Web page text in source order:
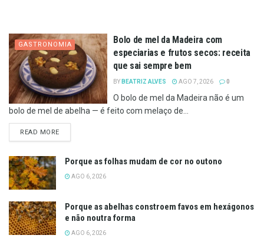
GASTRONOMIA
Bolo de mel da Madeira com
especiarias e frutos secos: receita
que sai sempre bem
BY BEATRIZ ALVES AGO 7, 2026 0
O bolo de mel da Madeira não é um
bolo de mel de abelha — é feito com melaço de...
READ MOREDETAILS
Porque as folhas mudam de cor no outono
AGO 6, 2026
Porque as abelhas constroem favos em hexágonos
e não noutra forma
AGO 6, 2026